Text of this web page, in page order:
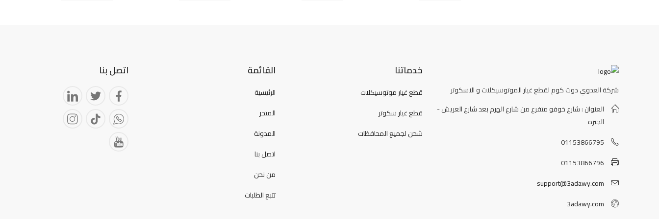
شركة العدوي دوت كوم لقطع غيار الموتوسيكلات و الاسكوتر
العنوان : شارع خوفو متفرع من شارع الهرم بعد شارع العريش -
الجيزة
01153866795
01153866796
support@3adawy.com
3adawy.com
خدماتنا
قطع غيار موتوسيكلات
قطع غيار سكوتر
شحن لجميع المحافظات
القائمة
الرئيسية
المتجر
المدونة
اتصل بنا
من نحن
تتبع الطلبات
اتصل بنا